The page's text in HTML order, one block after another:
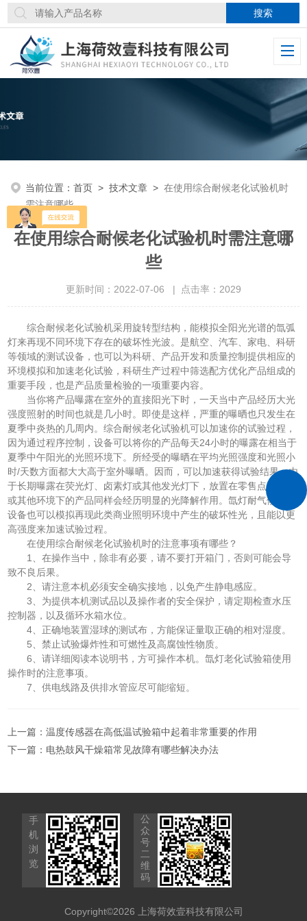
当前位置：首页 >技术文章 >在使用综合耐候老化试验机时
需注意哪些
在使用综合耐候老化试验机时需注意哪
些
更新时间：2022-07-06 | 点击率：2029
综合耐候老化试验机采用旋转型结构，能模拟全阳光光谱的氙弧
灯来再现不同环境下存在的破坏性光波。是航空、汽车、家电、科研
等领域的测试设备，也可以为科研、产品开发和质量控制提供相应的
环境模拟和加速老化试验，科研生产过程中筛选配方优化产品组成的
重要手段，也是产品质量检验的一项重要内容。
当你将产品曝露在室外的直接阳光下时，一天当中产品经历大光
强度照射的时间也就是几小时。即使是这样，严重的曝晒也只发生在
夏季中炎热的几周内。综合耐候老化试验机可以加速你的试验过程，
因为通过程序控制，设备可以将你的产品每天24小时的曝露在相当于
夏季中午阳光的光照环境下。所经受的曝晒在平均光照强度和光照小
时/天数方面都大大高于室外曝晒。因而，可以加速获得试验结果。由
于长期曝露在荧光灯、卤素灯或其他发光灯下，放置在零售点、仓库
或其他环境下的产品同样会经历明显的光降解作用。氙灯耐气候试验
设备也可以模拟再现此类商业照明环境中产生的破坏性光，且能以更
高强度来加速试验过程。
在使用综合耐候老化试验机时的注意事项有哪些？
1、在操作当中，除非有必要，请不要打开箱门，否则可能会导
致不良后果。
2、请注意本机必须安全确实接地，以免产生静电感应。
3、为提供本机测试品以及操作者的安全保护，请定期检查水压
控制器，以及循环水箱水位。
4、正确地装置湿球的测试布，方能保证量取正确的相对湿度。
5、禁止试验爆炸性和可燃性及高腐蚀性物质。
6、请详细阅读本说明书，方可操作本机。氙灯老化试验箱使用
操作时的注意事项。
7、供电线路及供排水管应尽可能缩短。
上一篇：温度传感器在高低温试验箱中起着非常重要的作用
下一篇： 电热鼓风干燥箱常见故障有哪些解决办法
手
机
浏
览
公
众
号
二
维
码
Copyright©2026 上海荷效壹科技有限公司